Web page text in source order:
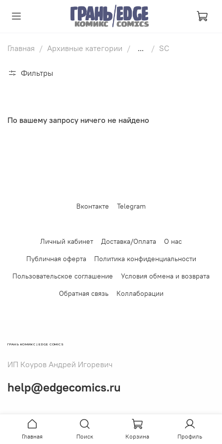
Главная Архивные категории ... SC
Фильтры
По вашему запросу ничего не найдено
Вконтакте Telegram
Личный кабинет Доставка/Оплата
О нас
Публичная оферта
Политика конфиденциальности
Пользовательское соглашение
Условия обмена и возврата
Обратная связь
Коллаборации
ГРАНЬ КОМИКС | EDGE COMICS
ИП Коуров Андрей Игоревич
help@edgecomics.ru
Главная Поиск Корзина Профиль